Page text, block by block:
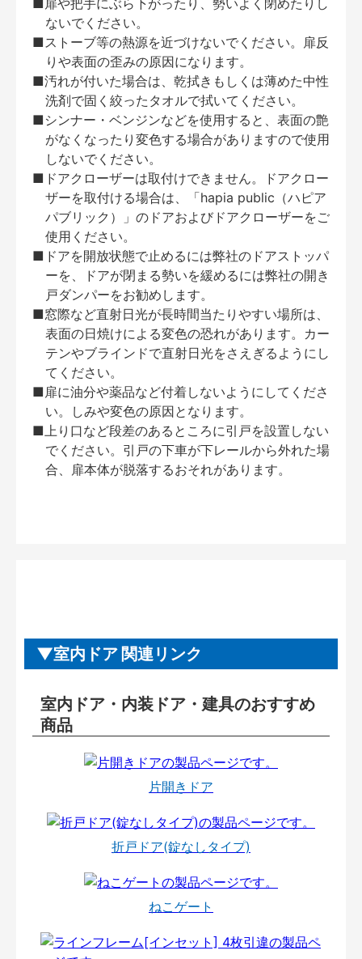
■扉や把手にぶら下がったり、勢いよく閉めたりし
ないでください。
■ストーブ等の熱源を近づけないでください。扉反
りや表面の歪みの原因になります。
■汚れが付いた場合は、乾拭きもしくは薄めた中性
洗剤で固く絞ったタオルで拭いてください。
■シンナー・ベンジンなどを使用すると、表面の艶
がなくなったり変色する場合がありますので使用
しないでください。
■ドアクローザーは取付けできません。ドアクロー
ザーを取付ける場合は、「hapia public（ハピア
パブリック）」のドアおよびドアクローザーをご
使用ください。
■ドアを開放状態で止めるには弊社のドアストッパ
ーを、ドアが閉まる勢いを緩めるには弊社の開き
戸ダンパーをお勧めします。
■窓際など直射日光が長時間当たりやすい場所は、
表面の日焼けによる変色の恐れがあります。カー
テンやブラインドで直射日光をさえぎるようにし
てください。
■扉に油分や薬品など付着しないようにしてくださ
い。しみや変色の原因となります。
■上り口など段差のあるところに引戸を設置しない
でください。引戸の下車が下レールから外れた場
合、扉本体が脱落するおそれがあります。
室内ドア 関連リンク
室内ドア・内装ドア・建具のおすすめ
商品
片開きドア
折戸ドア(錠なしタイプ)
ねこゲート